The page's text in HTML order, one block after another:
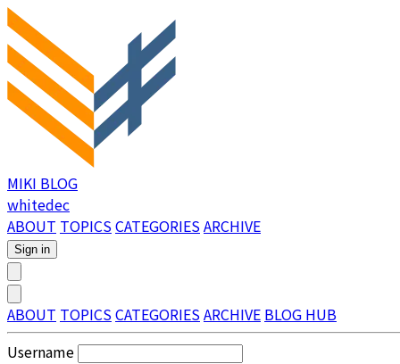
MIKI BLOG
whitedec
ABOUT TOPICSCATEGORIESARCHIVE
Sign in
ABOUT TOPICSCATEGORIESARCHIVE BLOG HUB
Username